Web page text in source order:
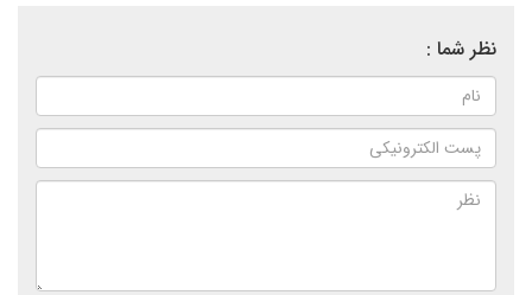
نظر شما :